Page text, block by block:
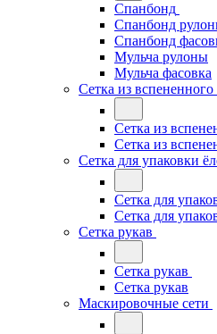
Спанбонд
Спанбонд
Спанбонд
Мульча рулоны
Мульча фасовка
Сетка из
Сетка из
Сетка из
Сетка для упаковки
Сетка для
Сетка для
Сетка рукав
Сетка рукав
Сетка рукав
Маскировочные сети